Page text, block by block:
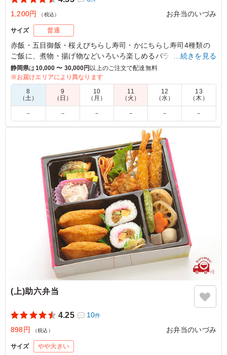
1,200円 （税込） お弁当のいづみ
サイズ 普通
赤飯・五目御飯・桜えびちらし寿司・かにちらし寿司4種類の
ご飯に、煮物・揚げ物などいろいろ楽しめるバランスおかずの
お弁当です。
4.5 株式会社 一条工務店
お弁当の量がちょうど良かったです。お米が多いかな…？
と心配でしたが、バリエーションがあって最後まで美味し
くいただきました。でもやっぱりもう少しおかずがあると
ご利用シーン：会議・セミナー›会議
静岡県浜松市中央区大久保町2024/04/24
…続きを見る
静岡県は10,000 〜 30,000円以上のご注文で配達無料
※お届けエリアにより異なります
8
（土）
9
（日）
10
（月）
11
（火）
12
（水）
13
（木）
－ － － － － －
(上)助六弁当
4.25 10件
898円 （税込） お弁当のいづみ
サイズ やや大きい